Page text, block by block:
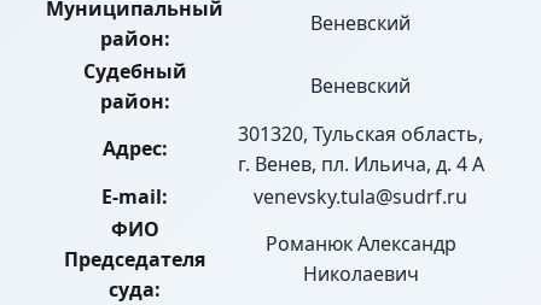
Муниципальный
район:
Веневский
Судебный
район:
Веневский
Адрес:
301320, Тульская область,
г. Венев, пл. Ильича, д. 4 А
E-mail:
venevsky.tula@sudrf.ru
ФИО
Председателя
суда:
Романюк Александр
Николаевич